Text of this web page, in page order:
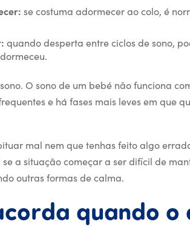
se costuma adormecer ao colo, é
quando desperta entre ciclos de sono,
O sono de um bebé não funciona
e há fases mais leves em que
mal nem que tenhas feito algo
a situação começar a ser difícil de
outras formas de calma.
quando o